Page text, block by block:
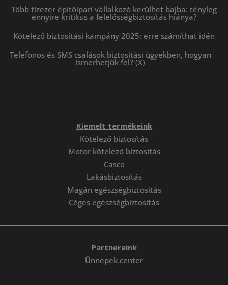
Több tízezer építőipari vállalkozó kerülhet bajba: tényleg
ennyire kritikus a felelősségbiztosítás hiánya?
Kötelező biztosítási kampány 2025: erre számíthat idén
Telefonos és SMS csalások biztosítási ügyekben, hogyan
ismerhetjük fel? (X)
Kiemelt termékeink
Kötelező biztosítás
Motor kötelező biztosítás
Casco
Lakásbiztosítás
Magán egészségbiztosítás
Céges egészségbiztosítás
Partnereink
Ünnepek.center